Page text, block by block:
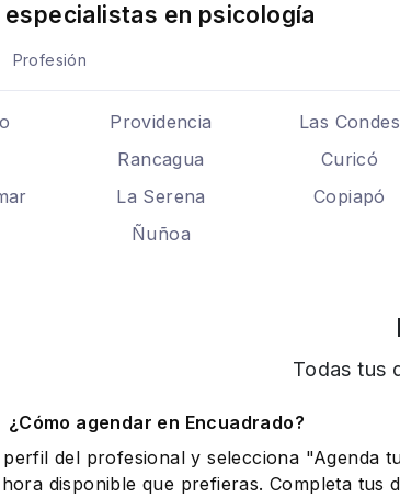
especialistas en psicología
Profesión
Providencia Las Condes
Rancagua Curicó
La Serena Copiapó
Ñuñoa
Todas tus
¿Cómo agendar en Encuadrado?
del profesional y selecciona "Agenda
disponible que prefieras. Completa tus